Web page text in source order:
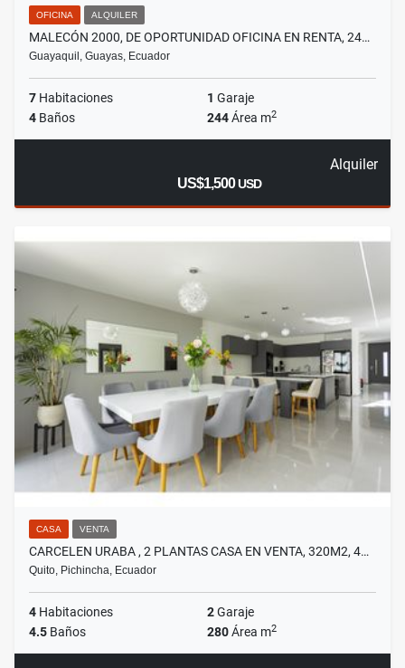
OFICINA ALQUILER
MALECÓN 2000, DE OPORTUNIDAD OFICINA EN RENTA, 24…
Guayaquil, Guayas, Ecuador
7 Habitaciones 1 Garaje
4 Baños 244Área m2
Alquiler
US$1,500USD
CASA VENTA
CARCELEN URABA , 2 PLANTAS CASA EN VENTA, 320M2, 4…
Quito, Pichincha, Ecuador
4 Habitaciones 2Garaje
4.5 Baños 280Área m2